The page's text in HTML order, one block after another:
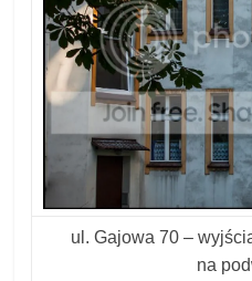
ul. Gajowa 70 –
na